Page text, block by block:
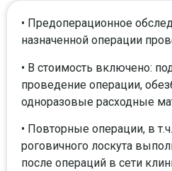
• Предоперационное
назначенной операции
• В стоимость включено:
проведение операции,
одноразовые расходные
• Повторные операции, в
роговичного лоскута
после операций в сети